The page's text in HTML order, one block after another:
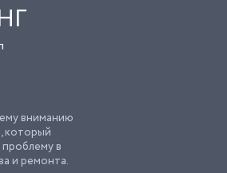
вниманию
который
в
и ремонта.